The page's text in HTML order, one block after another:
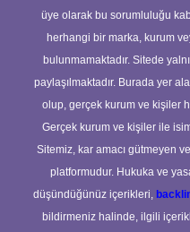
üye olarak bu sorumluluğu
herhangi bir marka, kurum
bulunmamaktadır. Sitede
paylaşılmaktadır. Burada yer
olup, gerçek kurum ve kişiler
Gerçek kurum ve kişiler ile
Sitemiz, kar amacı gütmeyen
platformudur. Hukuka ve
düşündüğünüz içerikleri,
bildirmeniz halinde, ilgili